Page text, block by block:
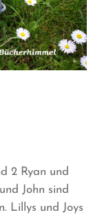
2 Ryan und
John sind
Lillys und Joys